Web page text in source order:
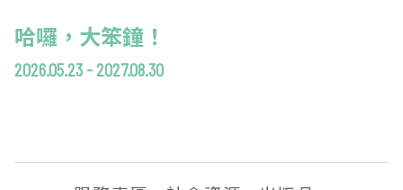
哈囉，大笨鐘！
2026.05.23 - 2027.08.30